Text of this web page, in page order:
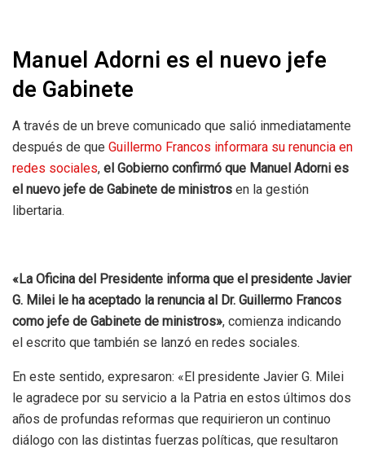
Manuel Adorni es el nuevo jefe
de Gabinete
A través de un breve comunicado que salió inmediatamente
después de que Guillermo Francos informara su renuncia en
redes sociales, el Gobierno confirmó que Manuel Adorni es
el nuevo jefe de Gabinete de ministros en la gestión
libertaria.
«La Oficina del Presidente informa que el presidente Javier
G. Milei le ha aceptado la renuncia al Dr. Guillermo Francos
como jefe de Gabinete de ministros», comienza indicando
el escrito que también se lanzó en redes sociales.
En este sentido, expresaron: «El presidente Javier G. Milei
le agradece por su servicio a la Patria en estos últimos dos
años de profundas reformas que requirieron un continuo
diálogo con las distintas fuerzas políticas, que resultaron